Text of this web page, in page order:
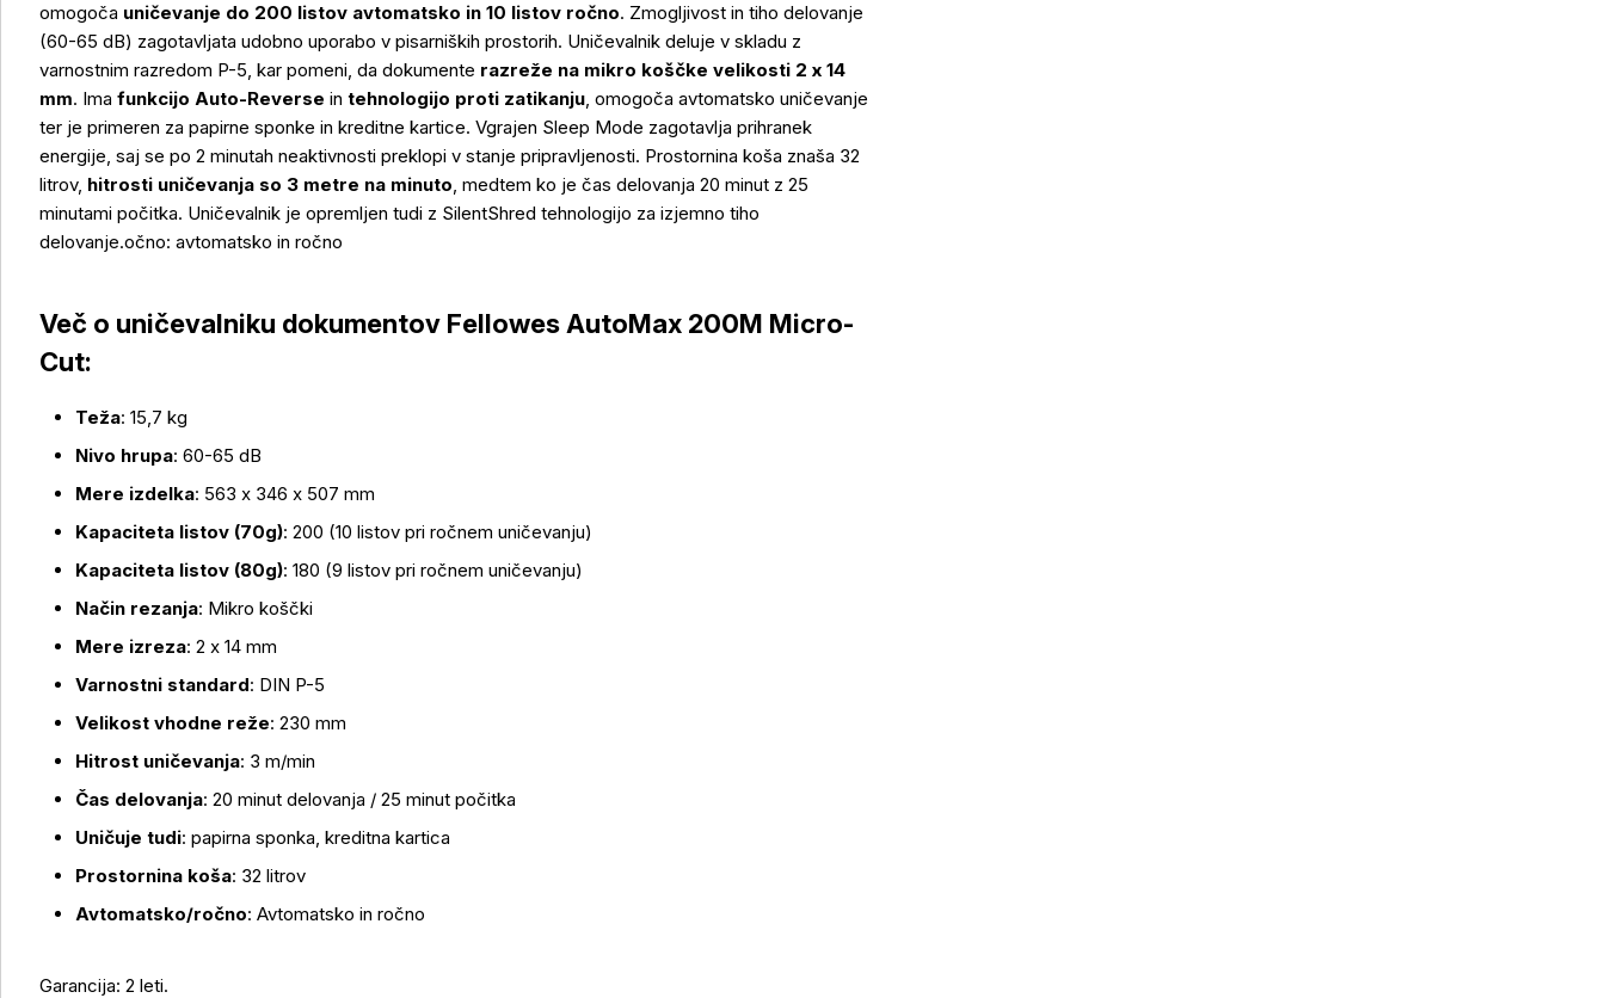
Več o izdelku
omogoča uničevanje do 200 listov avtomatsko in 10 listov ročno. Zmogljivost in tiho delovanje
(60-65 dB) zagotavljata udobno uporabo v pisarniških prostorih. Uničevalnik deluje v skladu z
varnostnim razredom P-5, kar pomeni, da dokumente razreže na mikro koščke velikosti 2 x 14
mm. Ima funkcijo Auto-Reverse in tehnologijo proti zatikanju, omogoča avtomatsko uničevanje
ter je primeren za papirne sponke in kreditne kartice. Vgrajen Sleep Mode zagotavlja prihranek
energije, saj se po 2 minutah neaktivnosti preklopi v stanje pripravljenosti. Prostornina koša znaša 32
litrov, hitrosti uničevanja so 3 metre na minuto, medtem ko je čas delovanja 20 minut z 25
minutami počitka. Uničevalnik je opremljen tudi z SilentShred tehnologijo za izjemno tiho
delovanje.očno: avtomatsko in ročno
Več o uničevalniku dokumentov Fellowes AutoMax 200M Micro-
Cut:
Teža: 15,7 kg
Nivo hrupa: 60-65 dB
Mere izdelka: 563 x 346 x 507 mm
Kapaciteta listov (70g): 200 (10 listov pri ročnem uničevanju)
Kapaciteta listov (80g): 180 (9 listov pri ročnem uničevanju)
Način rezanja: Mikro koščki
Mere izreza: 2 x 14 mm
Varnostni standard: DIN P-5
Velikost vhodne reže: 230 mm
Hitrost uničevanja: 3 m/min
Čas delovanja: 20 minut delovanja / 25 minut počitka
Uničuje tudi: papirna sponka, kreditna kartica
Prostornina koša: 32 litrov
Avtomatsko/ročno: Avtomatsko in ročno
Garancija: 2 leti.